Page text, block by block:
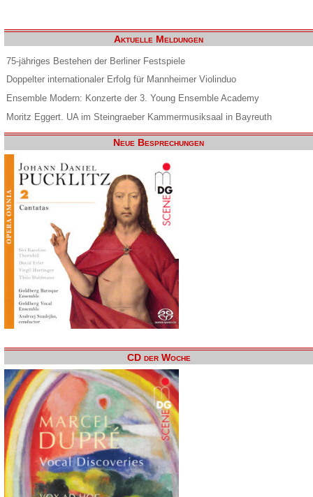
Aktuelle Meldungen
75-jähriges Bestehen der Berliner Festspiele
Doppelter internationaler Erfolg für Mannheimer Violinduo
Ensemble Modern: Konzerte der 3. Young Ensemble Academy
Moritz Eggert. UA im Steingraeber Kammermusiksaal in Bayreuth
Neue Besprechungen
CD der Woche